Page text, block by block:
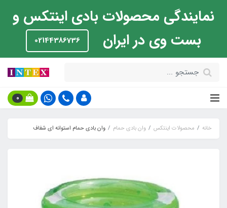
نمایندگی محصولات بادی اینتکس و
بست وی در ایران
02144386736
0
خانه محصولات اینتکس وان بادی حمام وان بادی حمام استوانه ای شفاف